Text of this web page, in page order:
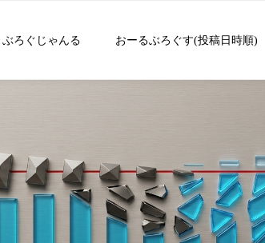
ぶろぐじゃんる おーるぶろぐす(投稿日時順)